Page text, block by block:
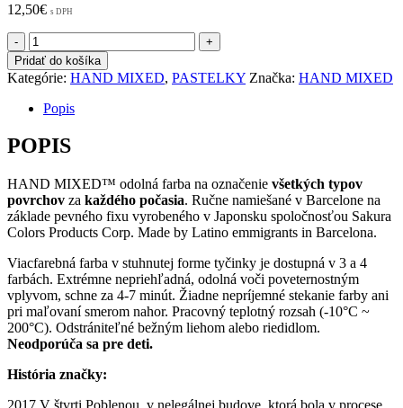
12,50€ s DPH
množstvo
Handmixed
fixka
CARIBE
PRO
Pridať do košíka
Kategórie: HAND MIXED, PASTELKY Značka: HAND MIXED
Popis
POPIS
HAND MIXED™ odolná farba na označenie všetkých typov
povrchov za každého počasia. Ručne namiešané v Barcelone na
základe pevného fixu vyrobeného v Japonsku spoločnosťou Sakura
Colors Products Corp. Made by Latino emmigrants in Barcelona.
Viacfarebná farba v stuhnutej forme tyčinky je dostupná v 3 a 4
farbách. Extrémne nepriehľadná, odolná voči poveternostným
vplyvom, schne za 4-7 minút. Žiadne nepríjemné stekanie farby ani
pri maľovaní smerom nahor. Pracovný teplotný rozsah (-10°C ~
200°C). Odstrániteľné bežným liehom alebo riedidlom.
Neodporúča sa pre deti.
História značky: